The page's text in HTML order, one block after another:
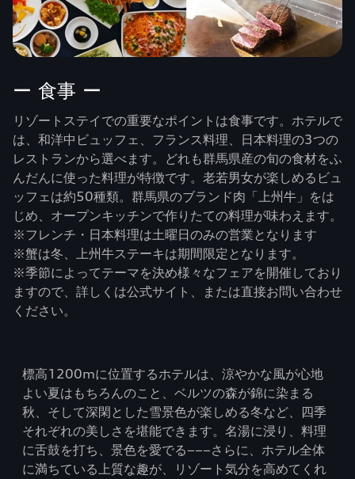
ー 食事 ー
リゾートステイでの重要なポイントは食事です。ホテルで
は、和洋中ビュッフェ、フランス料理、日本料理の3つの
レストランから選べます。どれも群馬県産の旬の食材をふ
んだんに使った料理が特徴です。老若男女が楽しめるビュ
ッフェは約50種類。群馬県のブランド肉「上州牛」をは
じめ、オープンキッチンで作りたての料理が味わえます。
※フレンチ・日本料理は土曜日のみの営業となります
※蟹は冬、上州牛ステーキは期間限定となります。
※季節によってテーマを決め様々なフェアを開催しており
ますので、詳しくは公式サイト、または直接お問い合わせ
ください。
標高1200mに位置するホテルは、涼やかな風が心地
よい夏はもちろんのこと、ベルツの森が錦に染まる
秋、そして深閑とした雪景色が楽しめる冬など、四季
それぞれの美しさを堪能できます。名湯に浸り、料理
に舌鼓を打ち、景色を愛でる−−−さらに、ホテル全体
に満ちている上質な趣が、リゾート気分を高めてくれ